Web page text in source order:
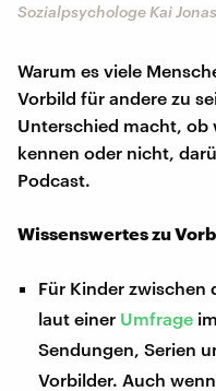
Sozialpsychologe Kai
Warum es viele
Vorbild für andere zu
Unterschied macht, ob
kennen oder nicht,
Podcast.
Wissenswertes zu
Für Kinder zwischen
laut einer Umfrage
Sendungen, Serien
Vorbilder. Auch